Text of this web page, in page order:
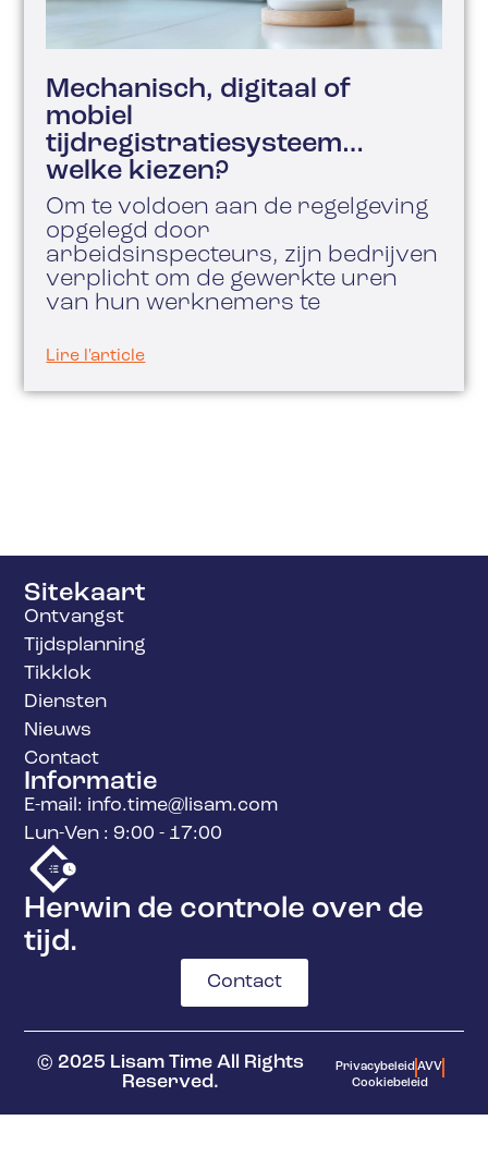
Mechanisch, digitaal of
mobiel
tijdregistratiesysteem…
welke kiezen?
Om te voldoen aan de regelgeving
opgelegd door
arbeidsinspecteurs, zijn bedrijven
verplicht om de gewerkte uren
van hun werknemers te
Lire l'article
Herwin de controle over de
tijd.
Contact
Sitekaart
Ontvangst
Tijdsplanning
Tikklok
Diensten
Nieuws
Contact
Informatie
E-mail: info.time@lisam.com
Lun-Ven : 9:00 - 17:00
© 2025 Lisam Time All Rights
Reserved.
PrivacybeleidAVV
Cookiebeleid